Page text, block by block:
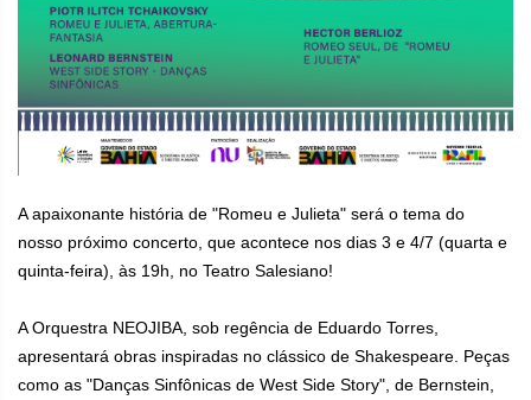
A apaixonante história de "Romeu e Julieta" será o tema do
nosso próximo concerto, que acontece nos dias 3 e 4/7 (quarta e
quinta-feira), às 19h, no Teatro Salesiano!
A Orquestra NEOJIBA, sob regência de Eduardo Torres,
apresentará obras inspiradas no clássico de Shakespeare. Peças
como as "Danças Sinfônicas de West Side Story", de Bernstein,